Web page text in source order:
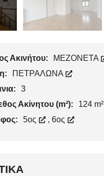
Ακινήτου:
ΜΕΖΟΝΕΤΑ
ΠΕΤΡΑΛΩΝΑ
3
Ακίνητου (m²):
124 m²
5ος , 6ος